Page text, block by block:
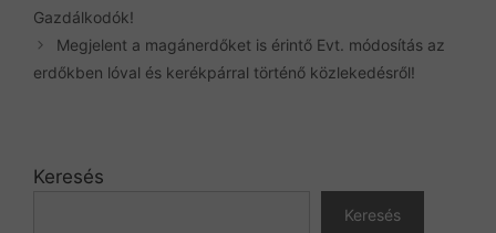
Gazdálkodók!
Megjelent a magánerdőket is érintő Evt. módosítás az
erdőkben lóval és kerékpárral történő közlekedésről!
Keresés
Keresés